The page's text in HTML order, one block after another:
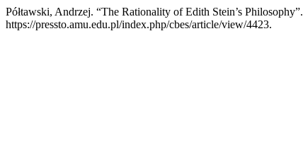
Półtawski, Andrzej. “The Rationality of Edith Stein’s Philosophy”.
https://pressto.amu.edu.pl/index.php/cbes/article/view/4423.